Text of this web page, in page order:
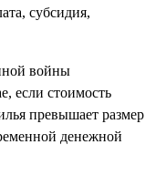
субсидия,
войны
если стоимость
превышает размер
денежной